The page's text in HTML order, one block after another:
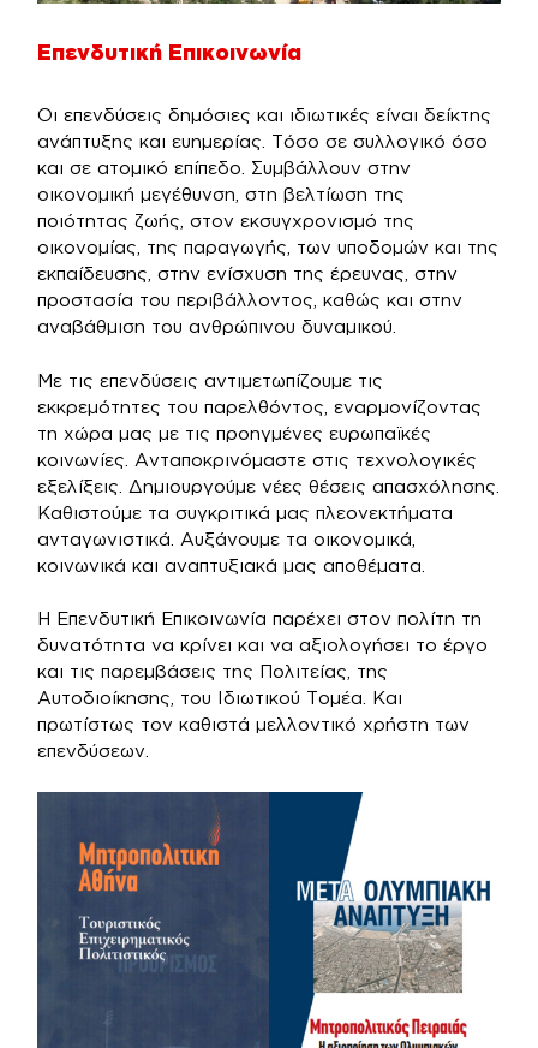
Επενδυτική Επικοινωνία
Οι επενδύσεις δημόσιες και ιδιωτικές είναι δείκτης
ανάπτυξης και ευημερίας. Τόσο σε συλλογικό όσο
και σε ατομικό επίπεδο. Συμβάλλουν στην
οικονομική μεγέθυνση, στη βελτίωση της
ποιότητας ζωής, στον εκσυγχρονισμό της
οικονομίας, της παραγωγής, των υποδομών και της
εκπαίδευσης, στην ενίσχυση της έρευνας, στην
προστασία του περιβάλλοντος, καθώς και στην
αναβάθμιση του ανθρώπινου δυναμικού.
Με τις επενδύσεις αντιμετωπίζουμε τις
εκκρεμότητες του παρελθόντος, εναρμονίζοντας
τη χώρα μας με τις προηγμένες ευρωπαϊκές
κοινωνίες. Ανταποκρινόμαστε στις τεχνολογικές
εξελίξεις. Δημιουργούμε νέες θέσεις απασχόλησης.
Καθιστούμε τα συγκριτικά μας πλεονεκτήματα
ανταγωνιστικά. Αυξάνουμε τα οικονομικά,
κοινωνικά και αναπτυξιακά μας αποθέματα.
Η Επενδυτική Επικοινωνία παρέχει στον πολίτη τη
δυνατότητα να κρίνει και να αξιολογήσει το έργο
και τις παρεμβάσεις της Πολιτείας, της
Αυτοδιοίκησης, του Ιδιωτικού Τομέα. Και
πρωτίστως τον καθιστά μελλοντικό χρήστη των
επενδύσεων.